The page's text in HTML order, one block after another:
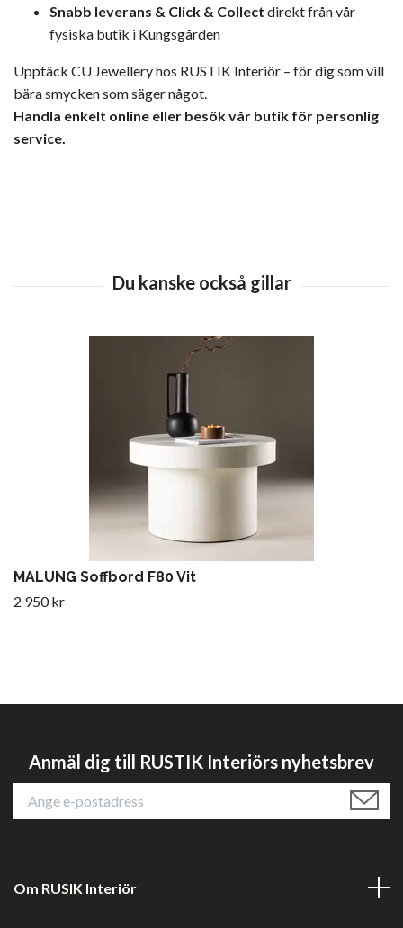
Snabb leverans & Click & Collect direkt från vår
fysiska butik i Kungsgården
Upptäck CU Jewellery hos RUSTIK Interiör – för dig som vill
bära smycken som säger något.
Handla enkelt online eller besök vår butik för personlig
service.
MALUNG Soffbord F80 Vit
2 950 kr
Anmäl dig till RUSTIK Interiörs nyhetsbrev
Om RUSIK Interiör